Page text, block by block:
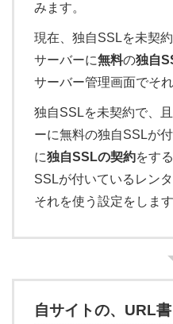
みます。
現在、独自SSLを未契
サーバーに無料の独自
サーバー管理画面でそ
独自SSLを未契約で、
ーに無料の独自SSLが
に独自SSLの契約をす
SSLが付いているレン
それを使う設定をします
自サイトの、URL書